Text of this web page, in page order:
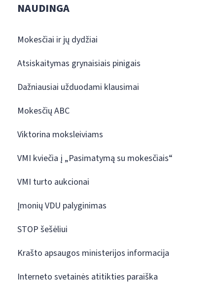
NAUDINGA
Mokesčiai ir jų dydžiai
Atsiskaitymas grynaisiais pinigais
Dažniausiai užduodami klausimai
Mokesčių ABC
Viktorina moksleiviams
VMI kviečia į „Pasimatymą su mokesčiais“
VMI turto aukcionai
Įmonių VDU palyginimas
STOP šešėliui
Krašto apsaugos ministerijos informacija
Interneto svetainės atitikties paraiška